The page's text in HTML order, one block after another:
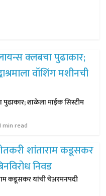
पुढाकार; शाळेला माईक सिस्टीम
min read
कडूसकर यांची चेअरमनपदी